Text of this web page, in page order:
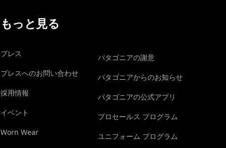
もっと見る
プレス
プレスへのお問い合わせ
採用情報
イベント
Worn Wear
パタゴニアの謝意
パタゴニアからのお知らせ
パタゴニアの公式アプリ
プロセールス プログラム
ユニフォーム プログラム